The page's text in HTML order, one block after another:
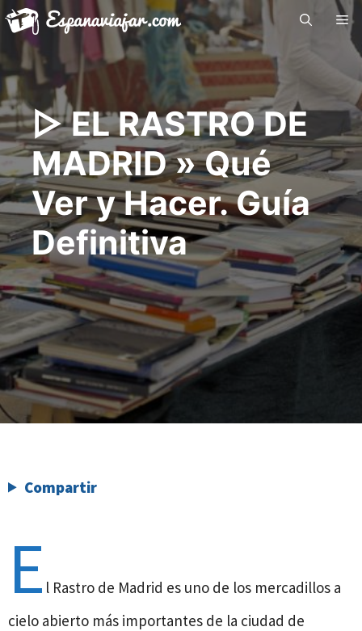
Saltar
contenido
▷ EL RASTRO DE
MADRID » Qué
Ver y Hacer. Guía
Definitiva
Compartir
E l Rastro de Madrid es uno de los mercadillos a
cielo abierto más importantes de la ciudad de